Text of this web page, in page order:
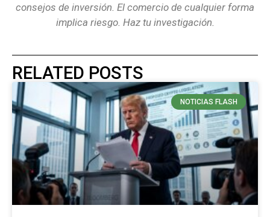
consejos de inversión. El comercio de cualquier forma
implica riesgo. Haz tu investigación.
RELATED POSTS
NOTICIAS FLASH